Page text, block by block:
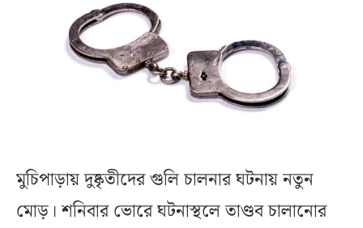
মুচিপাড়ায় দুষ্কৃতীদের গুলি চালনার ঘটনায় নতুন
মোড়। শনিবার ভোরে ঘটনাস্থলে তাণ্ডব চালানোর